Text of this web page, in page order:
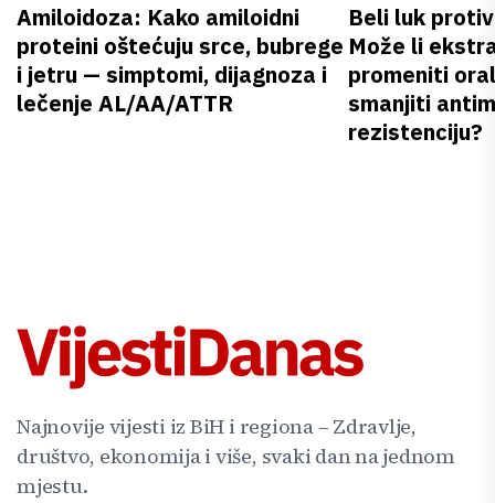
Amiloidoza: Kako amiloidni
proteini oštećuju srce, bubrege
i jetru — simptomi, dijagnoza i
lečenje AL/AA/ATTR
Beli luk
Može li
promeniti
smanjiti
rezistenciju?
Najnovije vijesti iz BiH i regiona – Zdravlje,
društvo, ekonomija i više, svaki dan na jednom
mjestu.